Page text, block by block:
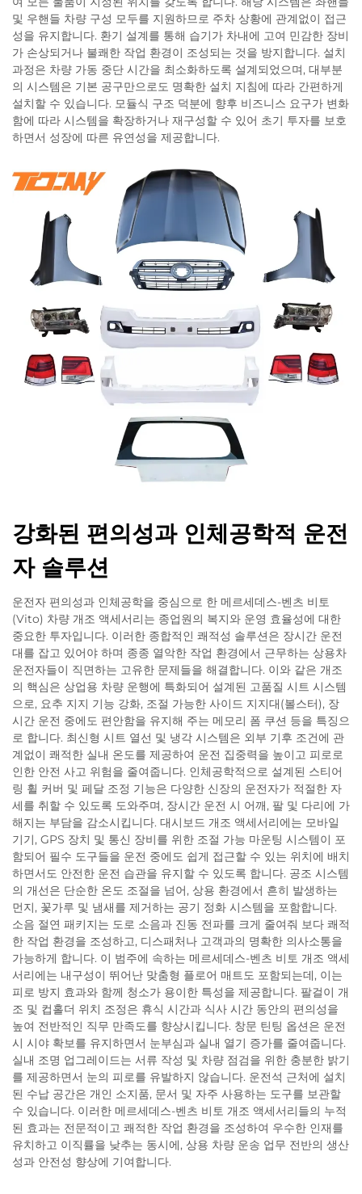
및 우핸들 차량 구성 모두를 지원하므로 주차 상황에 관계없이 접근
성을 유지합니다. 환기 설계를 통해 습기가 차내에 고여 민감한 장비
가 손상되거나 불쾌한 작업 환경이 조성되는 것을 방지합니다. 설치
과정은 차량 가동 중단 시간을 최소화하도록 설계되었으며, 대부분
의 시스템은 기본 공구만으로도 명확한 설치 지침에 따라 간편하게
설치할 수 있습니다. 모듈식 구조 덕분에 향후 비즈니스 요구가 변화
함에 따라 시스템을 확장하거나 재구성할 수 있어 초기 투자를 보호
하면서 성장에 따른 유연성을 제공합니다.
강화된 편의성과 인체공학적 운전
자 솔루션
운전자 편의성과 인체공학을 중심으로 한 메르세데스-벤츠 비토
(Vito) 차량 개조 액세서리는 종업원의 복지와 운영 효율성에 대한
중요한 투자입니다. 이러한 종합적인 쾌적성 솔루션은 장시간 운전
대를 잡고 있어야 하며 종종 열악한 작업 환경에서 근무하는 상용차
운전자들이 직면하는 고유한 문제들을 해결합니다. 이와 같은 개조
의 핵심은 상업용 차량 운행에 특화되어 설계된 고품질 시트 시스템
으로, 요추 지지 기능 강화, 조절 가능한 사이드 지지대(볼스터), 장
시간 운전 중에도 편안함을 유지해 주는 메모리 폼 쿠션 등을 특징으
로 합니다. 최신형 시트 열선 및 냉각 시스템은 외부 기후 조건에 관
계없이 쾌적한 실내 온도를 제공하여 운전 집중력을 높이고 피로로
인한 안전 사고 위험을 줄여줍니다. 인체공학적으로 설계된 스티어
링 휠 커버 및 페달 조정 기능은 다양한 신장의 운전자가 적절한 자
세를 취할 수 있도록 도와주며, 장시간 운전 시 어깨, 팔 및 다리에 가
해지는 부담을 감소시킵니다. 대시보드 개조 액세서리에는 모바일
기기, GPS 장치 및 통신 장비를 위한 조절 가능 마운팅 시스템이 포
함되어 필수 도구들을 운전 중에도 쉽게 접근할 수 있는 위치에 배치
하면서도 안전한 운전 습관을 유지할 수 있도록 합니다. 공조 시스템
의 개선은 단순한 온도 조절을 넘어, 상용 환경에서 흔히 발생하는
먼지, 꽃가루 및 냄새를 제거하는 공기 정화 시스템을 포함합니다.
소음 절연 패키지는 도로 소음과 진동 전파를 크게 줄여줘 보다 쾌적
한 작업 환경을 조성하고, 디스패처나 고객과의 명확한 의사소통을
가능하게 합니다. 이 범주에 속하는 메르세데스-벤츠 비토 개조 액세
서리에는 내구성이 뛰어난 맞춤형 플로어 매트도 포함되는데, 이는
피로 방지 효과와 함께 청소가 용이한 특성을 제공합니다. 팔걸이 개
조 및 컵홀더 위치 조정은 휴식 시간과 식사 시간 동안의 편의성을
높여 전반적인 직무 만족도를 향상시킵니다. 창문 틴팅 옵션은 운전
시 시야 확보를 유지하면서 눈부심과 실내 열기 증가를 줄여줍니다.
실내 조명 업그레이드는 서류 작성 및 차량 점검을 위한 충분한 밝기
를 제공하면서 눈의 피로를 유발하지 않습니다. 운전석 근처에 설치
된 수납 공간은 개인 소지품, 문서 및 자주 사용하는 도구를 보관할
수 있습니다. 이러한 메르세데스-벤츠 비토 개조 액세서리들의 누적
된 효과는 전문적이고 쾌적한 작업 환경을 조성하여 우수한 인재를
유치하고 이직률을 낮추는 동시에, 상용 차량 운송 업무 전반의 생산
성과 안전성 향상에 기여합니다.